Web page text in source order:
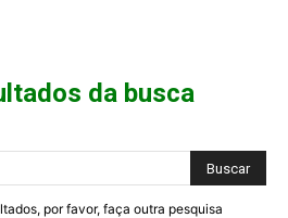
da busca
por favor, faça outra pesquisa